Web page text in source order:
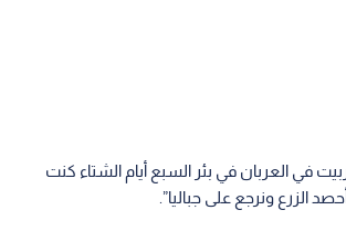
في العربان في بئر السبع أيام الشتاء كنت
الزرع ونرجع على جباليا”.